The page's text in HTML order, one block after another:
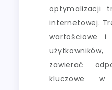
optymalizacji
internetowej.
wartościowe i
zawierać
kluczowe w